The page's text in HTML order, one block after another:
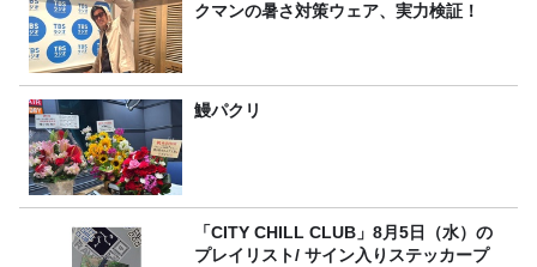
クマンの暑さ対策ウェア、実力検証！
鰻パクリ
「CITY CHILL CLUB」8月5日（水）の
プレイリスト/ サイン入りステッカープ